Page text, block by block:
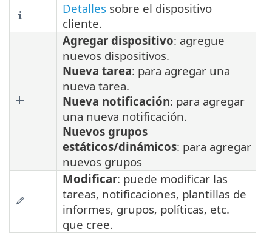
Detalles sobre el dispositivo
cliente.
Agregar dispositivo: agregue
nuevos dispositivos.
Nueva tarea: para agregar una
nueva tarea.
Nueva notificación: para agregar
una nueva notificación.
Nuevos grupos
estáticos/dinámicos: para agregar
nuevos grupos
Modificar: puede modificar las
tareas, notificaciones, plantillas de
informes, grupos, políticas, etc.
que cree.